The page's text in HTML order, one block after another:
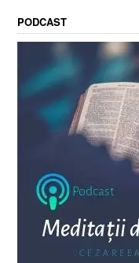
PODCAST